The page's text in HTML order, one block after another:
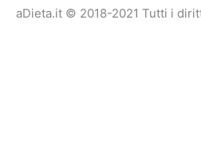
aDieta.it © 2018-2021 Tutti i